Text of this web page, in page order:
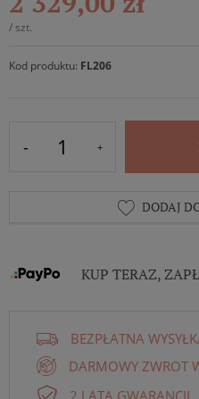
/ szt.
Kod produktu: FL206
DODAJ
KUP TERAZ,
BEZPŁATNA
DARMOWY ZWROT
2 LATA GWARANCJI